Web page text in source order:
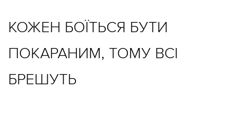
КОЖЕН БОЇТЬСЯ БУТИ
ПОКАРАНИМ, ТОМУ ВСІ
БРЕШУТЬ